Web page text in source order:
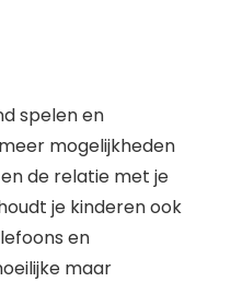
spelen en
mogelijkheden
de relatie met je
je kinderen ook
en
maar